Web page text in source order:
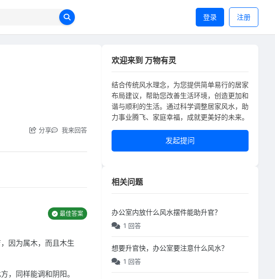
登录 注册
分享 我来回答
最佳答案
因为属木，而且木生
，同样能调和阴阳。
欢迎来到 万物有灵
结合传统风水理念，为您提供简单易行的居家
布局建议，帮助您改善生活环境，创造更加和
谐与顺利的生活。通过科学调整居家风水，助
力事业腾飞、家庭幸福，成就更美好的未来。
发起提问
相关问题
办公室内放什么风水摆件能助升官？
1 回答
想要升官快，办公室要注意什么风水？
1 回答